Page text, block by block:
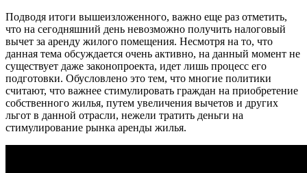
Подводя итоги вышеизложенного, важно еще раз отметить,
что на сегодняшний день невозможно получить налоговый
вычет за аренду жилого помещения. Несмотря на то, что
данная тема обсуждается очень активно, на данный момент не
существует даже законопроекта, идет лишь процесс его
подготовки. Обусловлено это тем, что многие политики
считают, что важнее стимулировать граждан на приобретение
собственного жилья, путем увеличения вычетов и других
льгот в данной отрасли, нежели тратить деньги на
стимулирование рынка аренды жилья.